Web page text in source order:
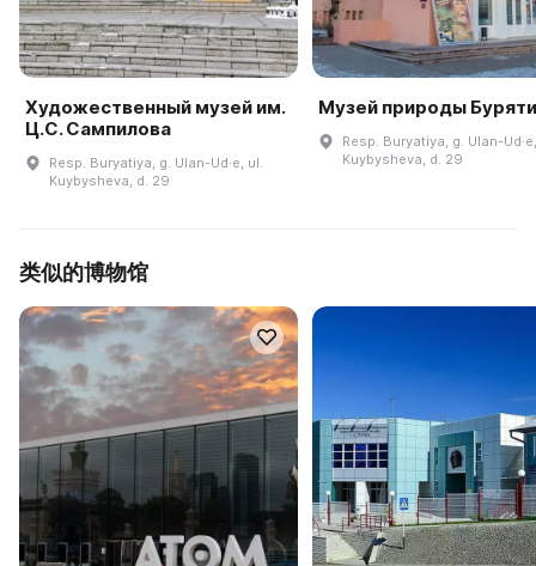
Художественный музей им.
Ц.С. Сампилова
Resp. Buryatiya, g. Ulan-Ud·e, ul.
Kuybysheva, d. 29
Музей природы
Resp. Buryatiya, g. Ulan-
Kuybysheva, d. 29
类似的博物馆